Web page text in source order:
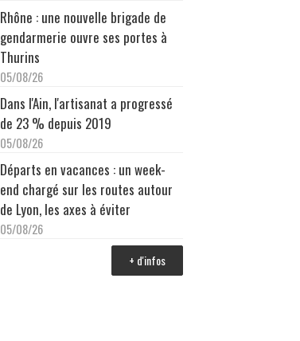
Rhône : une nouvelle brigade de
gendarmerie ouvre ses portes à
Thurins
05/08/26
Dans l'Ain, l'artisanat a progressé
de 23 % depuis 2019
05/08/26
Départs en vacances : un week-
end chargé sur les routes autour
de Lyon, les axes à éviter
05/08/26
+ d'infos